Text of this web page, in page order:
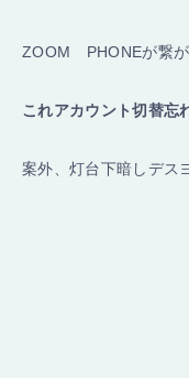
ZOOM PHONEが繋が
これアカウント切替忘
案外、灯台下暗しデス